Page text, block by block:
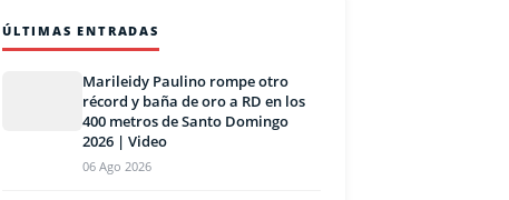
ÚLTIMAS ENTRADAS
Marileidy Paulino rompe otro
récord y baña de oro a RD en los
400 metros de Santo Domingo
2026 | Video
06 Ago 2026